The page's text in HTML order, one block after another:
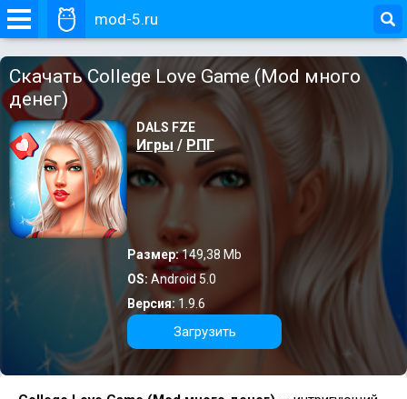
mod-5.ru
Скачать College Love Game (Mod много
денег)
DALS FZE
Игры / РПГ
Размер:149,38 Mb
OS: Android 5.0
Версия: 1.9.6
Загрузить